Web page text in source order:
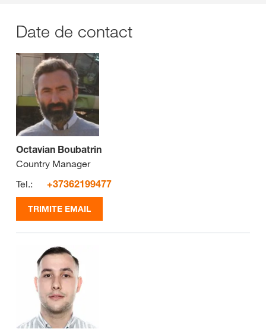
Date de contact
Octavian Boubatrin
Country Manager
Tel.:
+37362199477
TRIMITE EMAIL